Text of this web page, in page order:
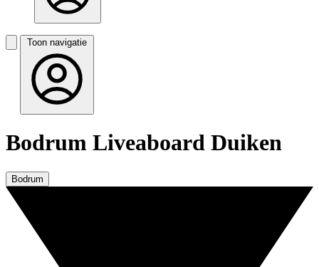
Toon navigatie
Bodrum Liveaboard Duiken
Bodrum